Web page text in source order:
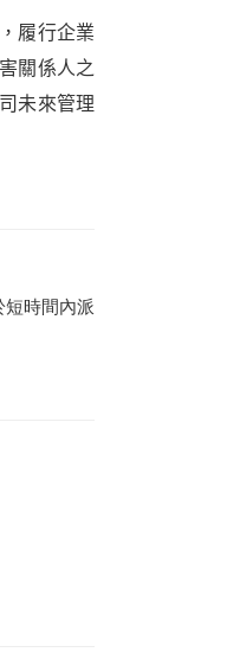
履行企業
關係人之
未來管理
短時間內派